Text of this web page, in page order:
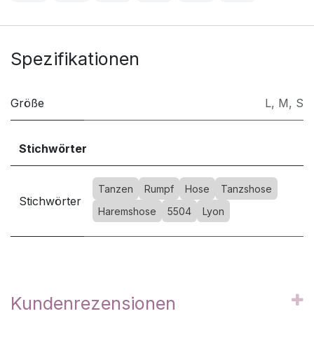
Spezifikationen
Größe L, M, S
Stichwörter
Stichwörter
Tanzen Rumpf Hose
Tanzshose
Haremshose
5504 Lyon
Kundenrezensionen